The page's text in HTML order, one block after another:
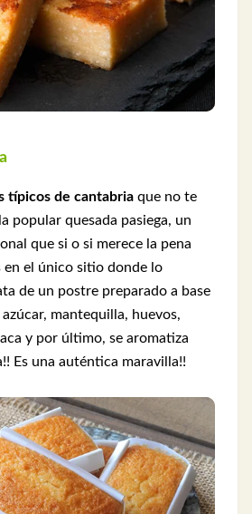
típicos de cantabria que no te
popular quesada pasiega, un
que si o si merece la pena
en el único sitio donde lo
de un postre preparado a base
mantequilla, huevos,
y por último, se aromatiza
Es una auténtica maravilla!!